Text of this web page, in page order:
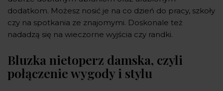
dodatkom. Możesz nosić je na co dzień do pracy, szkoły
czy na spotkania ze znajomymi. Doskonale też
nadadzą się na wieczorne wyjścia czy randki.
Bluzka nietoperz damska, czyli
połączenie wygody i stylu